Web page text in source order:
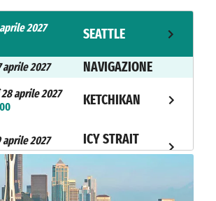
2027
SEATTLE
aprile 2027 NAVIGAZIONE
aprile 2027
KETCHIKAN
2027
ICY STRAIT
POINT
2027
TRACY ARM